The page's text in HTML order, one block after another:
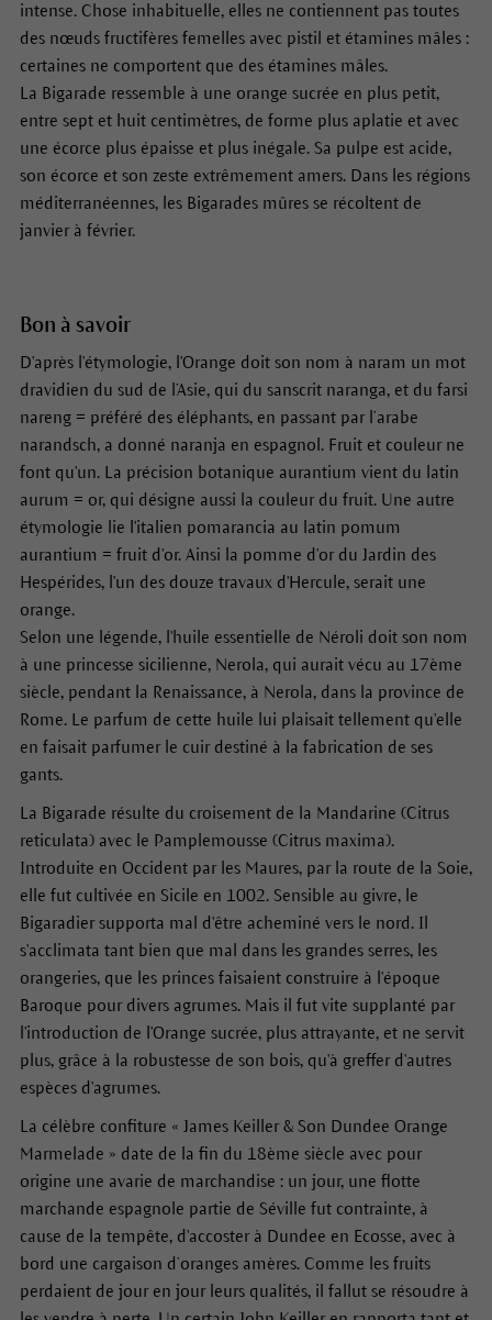
intense. Chose inhabituelle, elles ne contiennent pas toutes
des nœuds fructifères femelles avec pistil et étamines mâles :
certaines ne comportent que des étamines mâles.
La Bigarade ressemble à une orange sucrée en plus petit,
entre sept et huit centimètres, de forme plus aplatie et avec
une écorce plus épaisse et plus inégale. Sa pulpe est acide,
son écorce et son zeste extrêmement amers. Dans les régions
méditerranéennes, les Bigarades mûres se récoltent de
janvier à février.
Bon à savoir
D'après l'étymologie, l'Orange doit son nom à naram un mot
dravidien du sud de l’Asie, qui du sanscrit naranga, et du farsi
nareng = préféré des éléphants, en passant par l’arabe
narandsch, a donné naranja en espagnol. Fruit et couleur ne
font qu'un. La précision botanique aurantium vient du latin
aurum = or, qui désigne aussi la couleur du fruit. Une autre
étymologie lie l'italien pomarancia au latin pomum
aurantium = fruit d'or. Ainsi la pomme d'or du Jardin des
Hespérides, l'un des douze travaux d'Hercule, serait une
orange.
Selon une légende, l'huile essentielle de Néroli doit son nom
à une princesse sicilienne, Nerola, qui aurait vécu au 17ème
siècle, pendant la Renaissance, à Nerola, dans la province de
Rome. Le parfum de cette huile lui plaisait tellement qu'elle
en faisait parfumer le cuir destiné à la fabrication de ses
gants.
La Bigarade résulte du croisement de la Mandarine (Citrus
reticulata) avec le Pamplemousse (Citrus maxima).
Introduite en Occident par les Maures, par la route de la Soie,
elle fut cultivée en Sicile en 1002. Sensible au givre, le
Bigaradier supporta mal d'être acheminé vers le nord. Il
s'acclimata tant bien que mal dans les grandes serres, les
orangeries, que les princes faisaient construire à l'époque
Baroque pour divers agrumes. Mais il fut vite supplanté par
l'introduction de l'Orange sucrée, plus attrayante, et ne servit
plus, grâce à la robustesse de son bois, qu'à greffer d'autres
espèces d'agrumes.
La célèbre confiture « James Keiller & Son Dundee Orange
Marmelade » date de la fin du 18ème siècle avec pour
origine une avarie de marchandise : un jour, une flotte
marchande espagnole partie de Séville fut contrainte, à
cause de la tempête, d'accoster à Dundee en Ecosse, avec à
bord une cargaison d’oranges amères. Comme les fruits
perdaient de jour en jour leurs qualités, il fallut se résoudre à